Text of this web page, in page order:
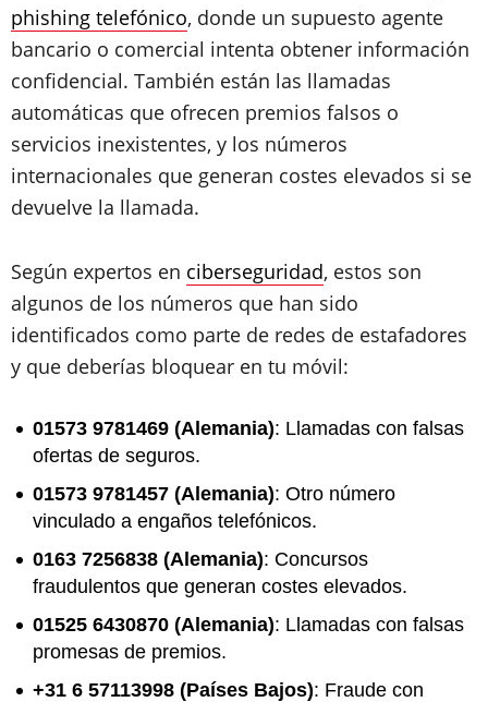
phishing telefónico, donde un supuesto agente
bancario o comercial intenta obtener información
confidencial. También están las llamadas
automáticas que ofrecen premios falsos o
servicios inexistentes, y los números
internacionales que generan costes elevados si se
devuelve la llamada.
Según expertos en ciberseguridad, estos son
algunos de los números que han sido
identificados como parte de redes de estafadores
y que deberías bloquear en tu móvil:
01573 9781469 (Alemania): Llamadas con falsas
ofertas de seguros.
01573 9781457 (Alemania): Otro número
vinculado a engaños telefónicos.
0163 7256838 (Alemania): Concursos
fraudulentos que generan costes elevados.
01525 6430870 (Alemania): Llamadas con falsas
promesas de premios.
+31 6 57113998 (Países Bajos): Fraude con